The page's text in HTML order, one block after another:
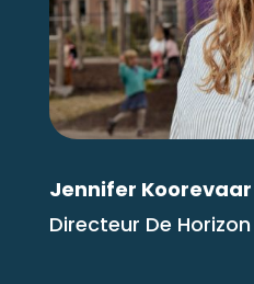
Jennifer Koorevaar
Directeur De Horizon